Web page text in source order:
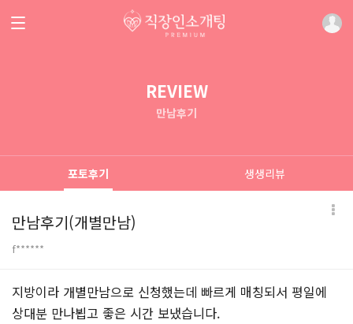
REVIEW
만남후기
포토후기 생생리뷰
만남후기(개별만남)
f******
본문
지방이라 개별만남으로 신청했는데 빠르게 매칭되서 평일에
상대분 만나뵙고 좋은 시간 보냈습니다.